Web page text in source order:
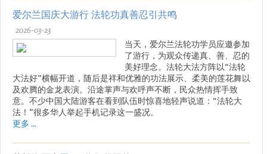
爱尔兰国庆大游行 法轮功真善忍引共鸣
2026-03-23
当天，爱尔兰法轮功学员应邀参加
了游行，为观众传递真、善、忍的
美好理念。法轮大法方阵以“法轮
大法好”横幅开道，随后是祥和优雅的功法展示、柔美的莲花舞以
及欢腾的金龙表演。沿途掌声与欢呼声不断，民众热情挥手致
意。不少中国大陆游客在看到队伍时惊喜地轻声说道：“法轮大
法！”很多华人举起手机记录这一盛况。
更多 ...